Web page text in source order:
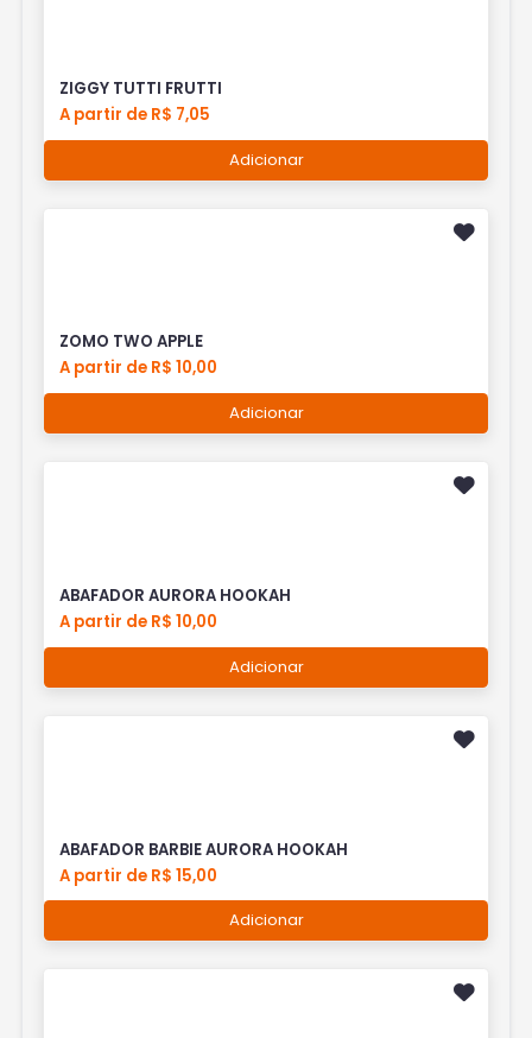
ZIGGY TUTTI FRUTTI
A partir de R$ 7,05
Adicionar
ZOMO TWO APPLE
A partir de R$ 10,00
Adicionar
ABAFADOR AURORA HOOKAH
A partir de R$ 10,00
Adicionar
ABAFADOR BARBIE AURORA HOOKAH
A partir de R$ 15,00
Adicionar